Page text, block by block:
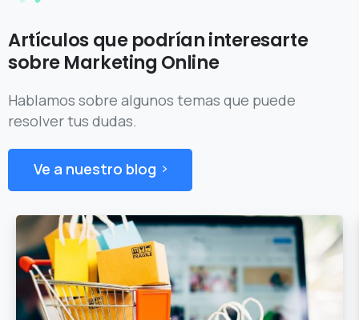
Artículos que podrían interesarte
sobre Marketing Online
Hablamos sobre algunos temas que puede
resolver tus dudas.
Ve a nuestro blog